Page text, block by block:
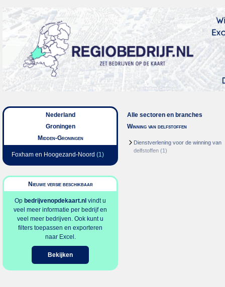
Nederland
Groningen
Midden-Groningen
Foxham en Hoogezand-Noord (1)
Nieuwe versie beschikbaar
Op bedrijvenopdekaart.nl vindt u
veel meer informatie per bedrijf en
veel meer bedrijven. Ook kunt u
filters toepassen en exporteren
naar Excel.
Bekijken
Alle sectoren en branches
Winning van delfstoffen
Dienstverlening voor de winning van
delfstoffen (1)